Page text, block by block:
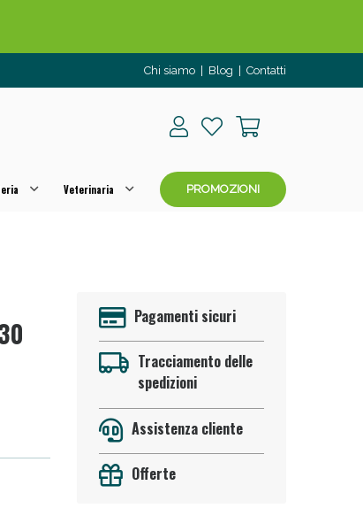
Chi siamo Blog Contatti
Veterinaria PROMOZIONI
Pagamenti sicuri
Tracciamento delle
spedizioni
Assistenza cliente
Offerte